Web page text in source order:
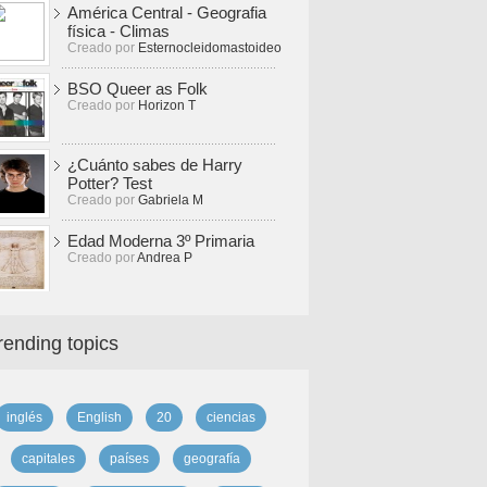
América Central - Geografia
física - Climas
Creado por Esternocleidomastoideo
BSO Queer as Folk
Creado por Horizon T
¿Cuánto sabes de Harry
Potter? Test
Creado por Gabriela M
Edad Moderna 3º Primaria
Creado porAndrea P
topics
inglés English 20 ciencias
capitales países geografía